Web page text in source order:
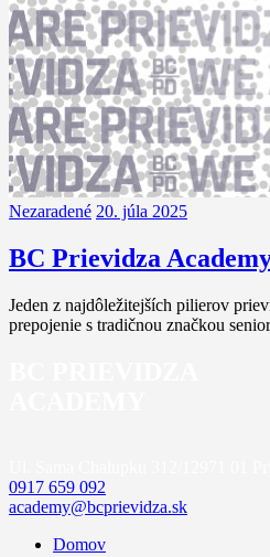
Nezaradené 20. júla 2025
BC Prievidza
Jeden z najdôležitejších pilierov
prepojenie s tradičnou značkou
0917 659 092
academy@bcprievidza.sk
Domov